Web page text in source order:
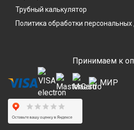
Трубный калькулятор
Политика обработки
Принимаем к